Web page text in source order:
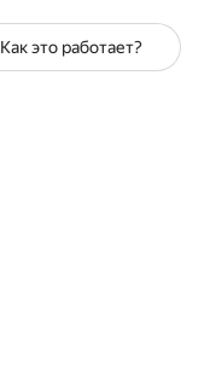
Как это работает?